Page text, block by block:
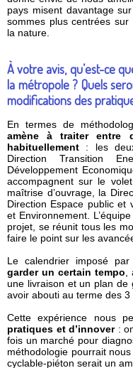
pays misent davantage
sommes plus centrées sur
la nature.
À votre avis, qu’est-ce
la métropole ? Quels
modifications des
En termes de
amène à traiter entre
habituellement : les
Direction Transition
Développement
accompagnent sur le
maîtrise d’ouvrage, la
Direction Espace public et
et Environnement.
projet, se réunit tous les
faire le point sur les
Le calendrier imposé
garder un certain tempo
une livraison et un plan de
avoir abouti au terme des 3
Cette expérience nous
pratiques et d’innover:
fois un marché pour
méthodologie pourrait
cyclable-piéton serait un